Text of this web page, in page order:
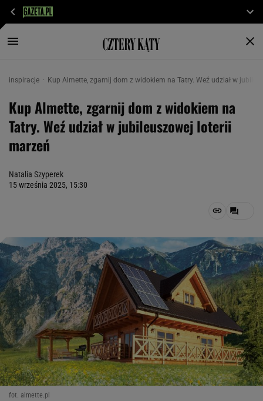
inspiracje Kup Almette, zgarnij dom z widokiem na Tatry. Weź udział w
Kup Almette, zgarnij dom z widokiem na
Tatry. Weź udział w jubileuszowej loterii
marzeń
Natalia Szyperek
15 września 2025, 15:30
fot. almette.pl